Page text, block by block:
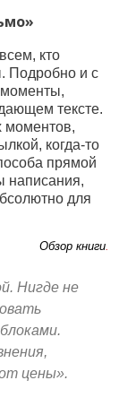
кто
Подробно и с
тексте.
моментов,
когда-то
прямой
написания,
для
Обзор книги.
Нигде не
цены».